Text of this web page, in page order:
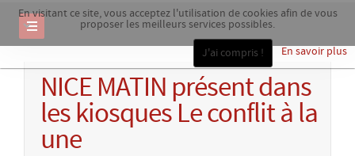
En visitant ce site, vous acceptez l'utilisation de cookies afin de vous
proposer les meilleurs services possibles.
En savoir plus
J'ai compris !
NICE MATIN présent dans
les kiosques Le conflit à la
une